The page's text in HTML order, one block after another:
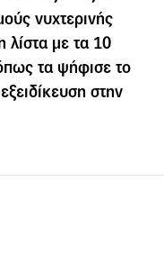
νυχτερινής
με τα 10
τα ψήφισε το
στην